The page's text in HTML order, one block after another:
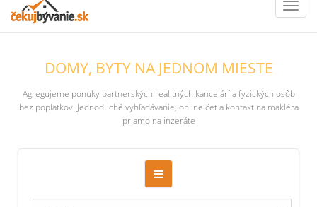
DOMY, BYTY NA JEDNOM MIESTE
Agregujeme ponuky partnerských realitných kancelárí a fyzických osôb
bez poplatkov. Jednoduché vyhľadávanie, online čet a kontakt na makléra
priamo na inzeráte